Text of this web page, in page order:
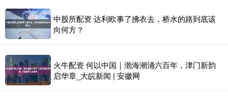
中股所配资 达利欧事了拂衣去，桥水的路到底该
向何方？
火牛配资 何以中国｜渤海潮涌六百年，津门新韵
启华章_大皖新闻 | 安徽网